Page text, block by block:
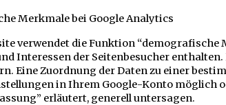
Merkmale bei Google Analytics
verwendet die Funktion
Interessen der Seitenbesucher
Eine Zuordnung der Daten zu einer
in Ihrem Google-Konto möglich
erläutert, generell untersagen.